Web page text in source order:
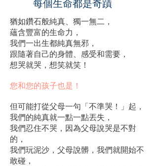
每個生命都是奇蹟
猶如鑽石般純真、獨一無二，
蘊含豐富的生命力，
我們一出生都純真無邪，
跟隨著自己的身體、感受和需要，
想哭就哭，想笑就笑！
您和您的孩子也是！
但可能打從父母一句「不準哭！」起，
我們的純真就一點一點丟失，
我們忍住不哭，因為父母說哭是不對
的，
我們玩泥沙，父母說髒，我們就開始不
敢碰，​